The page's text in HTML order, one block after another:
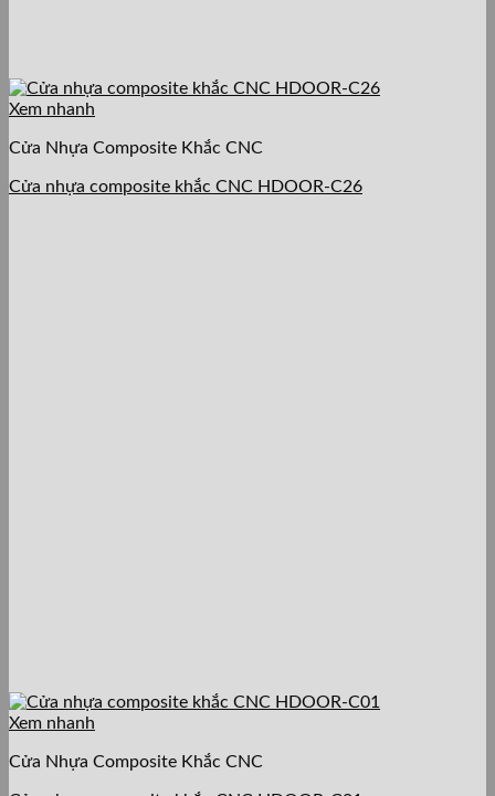
Xem nhanh
Cửa Nhựa Composite Khắc CNC
Cửa nhựa composite khắc CNC HDOOR-C26
Xem nhanh
Cửa Nhựa Composite Khắc CNC